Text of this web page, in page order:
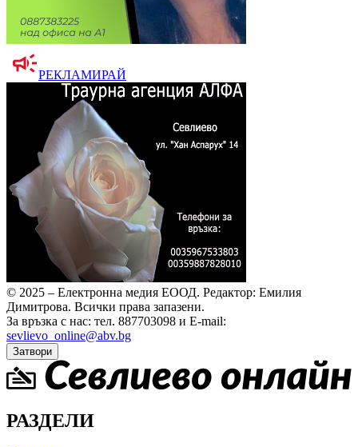
РЕКЛАМИРАЙ
© 2025 – Електронна медия ЕООД. Редактор: Емилия
Димитрова. Всички права запазени.
За връзка с нас: тел. 887703098 и E-mail:
sevlievo_online@abv.bg
Затвори
РАЗДЕЛИ